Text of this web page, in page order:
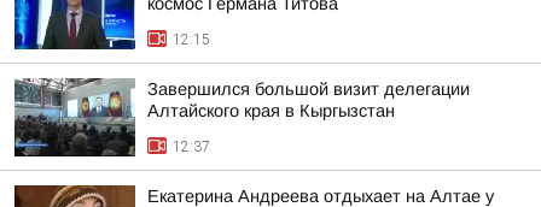
12:15
Завершился большой визит делегации
Алтайского края в Кыргызстан
12:37
Екатерина Андреева отдыхает на Алтае у